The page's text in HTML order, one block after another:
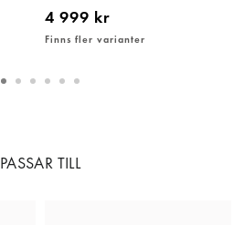
4 999 kr
Finns fler varianter
PASSAR TILL